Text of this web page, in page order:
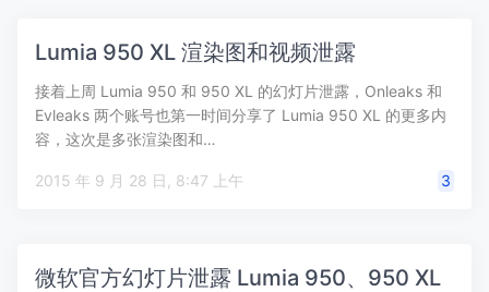
Lumia 950 XL 渲染图和视频泄露
接着上周 Lumia 950 和 950 XL 的幻灯片泄露，Onleaks 和
Evleaks 两个账号也第一时间分享了 Lumia 950 XL 的更多内
容，这次是多张渲染图和…
2015 年 9 月 28 日, 8:47 上午 3
微软官方幻灯片泄露 Lumia 950、950 XL